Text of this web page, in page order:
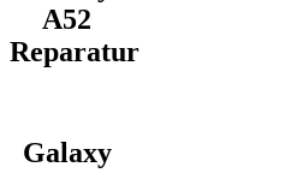
A52
Reparatur
Galaxy